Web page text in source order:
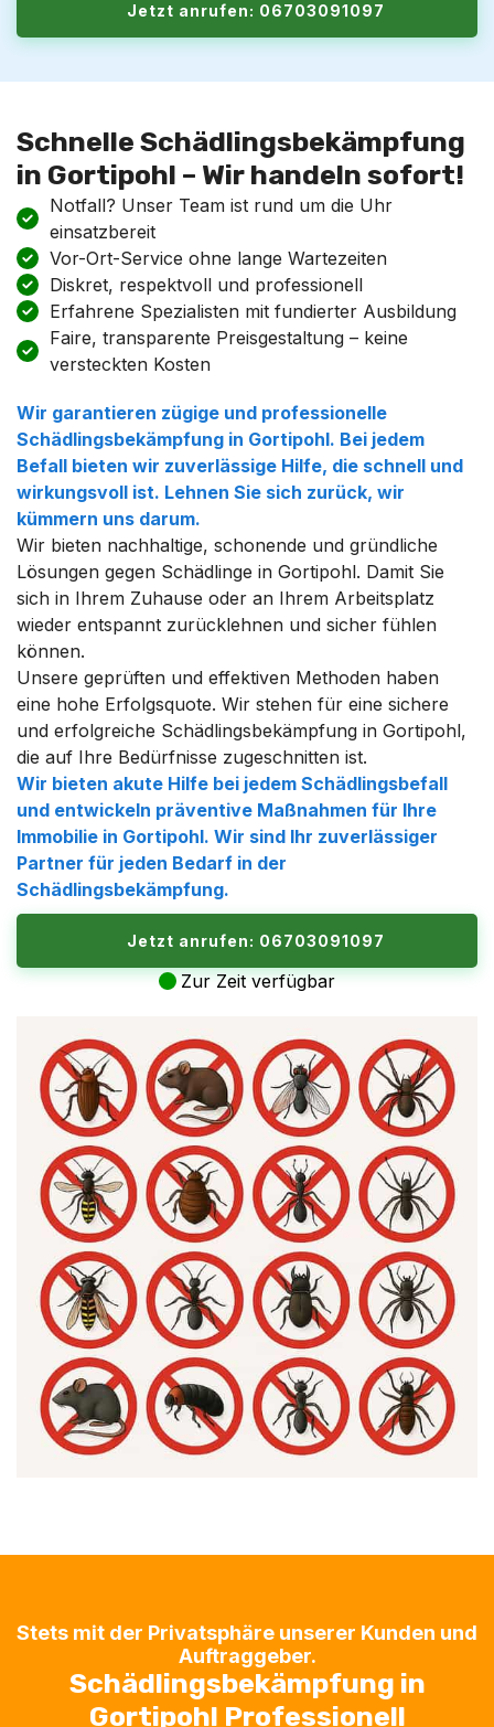
Jetzt anrufen: 06703091097
Schnelle Schädlingsbekämpfung
in Gortipohl – Wir handeln sofort!
Notfall? Unser Team ist rund um die Uhr
einsatzbereit
Vor-Ort-Service ohne lange Wartezeiten
Diskret, respektvoll und professionell
Erfahrene Spezialisten mit fundierter Ausbildung
Faire, transparente Preisgestaltung – keine
versteckten Kosten
Wir garantieren zügige und professionelle
Schädlingsbekämpfung in Gortipohl. Bei jedem
Befall bieten wir zuverlässige Hilfe, die schnell und
wirkungsvoll ist. Lehnen Sie sich zurück, wir
kümmern uns darum.
Wir bieten nachhaltige, schonende und gründliche
Lösungen gegen Schädlinge in Gortipohl. Damit Sie
sich in Ihrem Zuhause oder an Ihrem Arbeitsplatz
wieder entspannt zurücklehnen und sicher fühlen
können.
Unsere geprüften und effektiven Methoden haben
eine hohe Erfolgsquote. Wir stehen für eine sichere
und erfolgreiche Schädlingsbekämpfung in Gortipohl,
die auf Ihre Bedürfnisse zugeschnitten ist.
Wir bieten akute Hilfe bei jedem Schädlingsbefall
und entwickeln präventive Maßnahmen für Ihre
Immobilie in Gortipohl. Wir sind Ihr zuverlässiger
Partner für jeden Bedarf in der
Schädlingsbekämpfung.
Jetzt anrufen: 06703091097
Zur Zeit verfügbar
Stets mit der Privatsphäre unserer Kunden und
Auftraggeber.
Schädlingsbekämpfung in
Gortipohl Professionell